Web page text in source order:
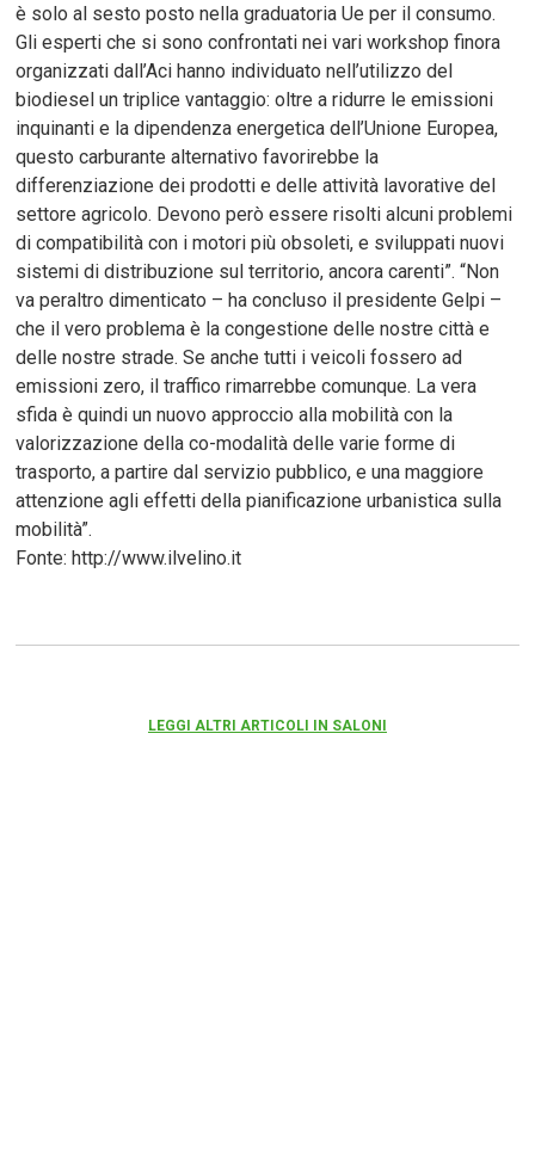
è solo al sesto posto nella graduatoria Ue per il consumo.
Gli esperti che si sono confrontati nei vari workshop finora
organizzati dall’Aci hanno individuato nell’utilizzo del
biodiesel un triplice vantaggio: oltre a ridurre le emissioni
inquinanti e la dipendenza energetica dell’Unione Europea,
questo carburante alternativo favorirebbe la
differenziazione dei prodotti e delle attività lavorative del
settore agricolo. Devono però essere risolti alcuni problemi
di compatibilità con i motori più obsoleti, e sviluppati nuovi
sistemi di distribuzione sul territorio, ancora carenti”. “Non
va peraltro dimenticato – ha concluso il presidente Gelpi –
che il vero problema è la congestione delle nostre città e
delle nostre strade. Se anche tutti i veicoli fossero ad
emissioni zero, il traffico rimarrebbe comunque. La vera
sfida è quindi un nuovo approccio alla mobilità con la
valorizzazione della co-modalità delle varie forme di
trasporto, a partire dal servizio pubblico, e una maggiore
attenzione agli effetti della pianificazione urbanistica sulla
mobilità”.
Fonte: http://www.ilvelino.it
LEGGI ALTRI ARTICOLI IN SALONI